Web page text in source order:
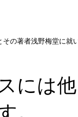
の著者浅野梅堂に就
には
。